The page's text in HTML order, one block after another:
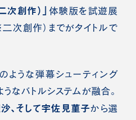
創作）」 体験版を試遊展
二次創作）までがタイトルで
ような弾幕シューティング
うなバトルシステムが融合。
、そして宇佐見菫子から選